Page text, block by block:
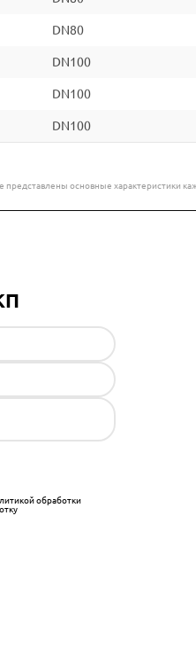
DN80
DN100
DN100
DN100
основные характеристики
обработки